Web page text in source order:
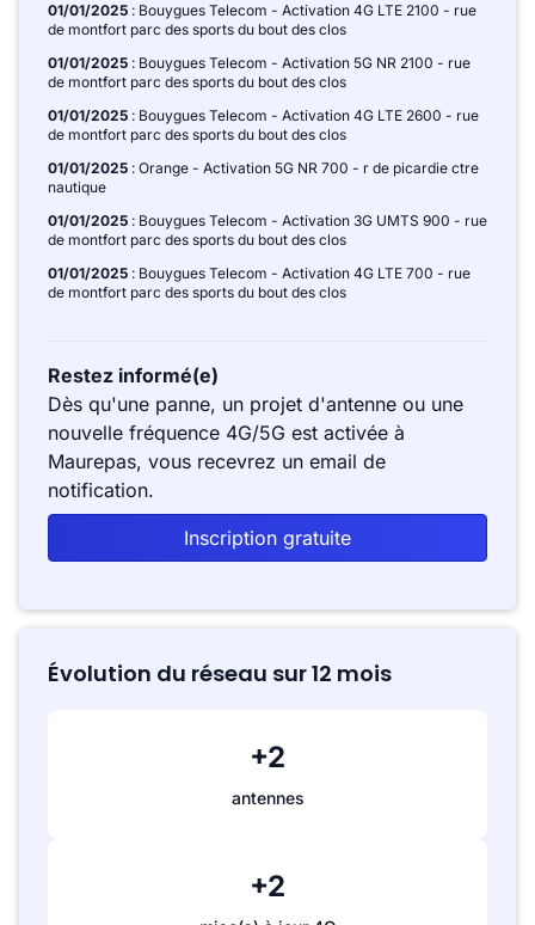
01/01/2025 : Bouygues Telecom - Activation 4G LTE 2100 - rue
de montfort parc des sports du bout des clos
01/01/2025 : Bouygues Telecom - Activation 5G NR 2100 - rue
de montfort parc des sports du bout des clos
01/01/2025 : Bouygues Telecom - Activation 4G LTE 2600 - rue
de montfort parc des sports du bout des clos
01/01/2025 : Orange - Activation 5G NR 700 - r de picardie ctre
nautique
01/01/2025 : Bouygues Telecom - Activation 3G UMTS 900 - rue
de montfort parc des sports du bout des clos
01/01/2025 : Bouygues Telecom - Activation 4G LTE 700 - rue
de montfort parc des sports du bout des clos
Restez informé(e)
Dès qu'une panne, un projet d'antenne ou une
nouvelle fréquence 4G/5G est activée à
Maurepas, vous recevrez un email de
notification.
Inscription gratuite
Évolution du réseau sur 12 mois
+2
antennes
+2